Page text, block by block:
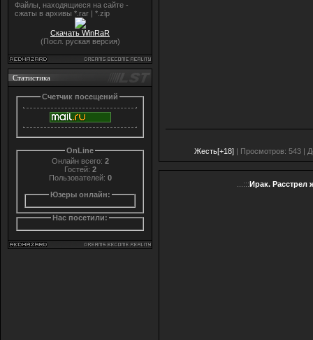
Файлы, находящиеся на сайте -
сжаты в архивы *.rar | *.zip
Скачать WinRaR
(Посл. руская версия)
Статистика
Счетчик посещений
OnLine
Онлайн всего: 2
Гостей: 2
Пользователей: 0
Юзеры онлайн:
Нас посетили:
Жесть[+18]| Просмотров: 543 |
...:::Ирак. Расстрел